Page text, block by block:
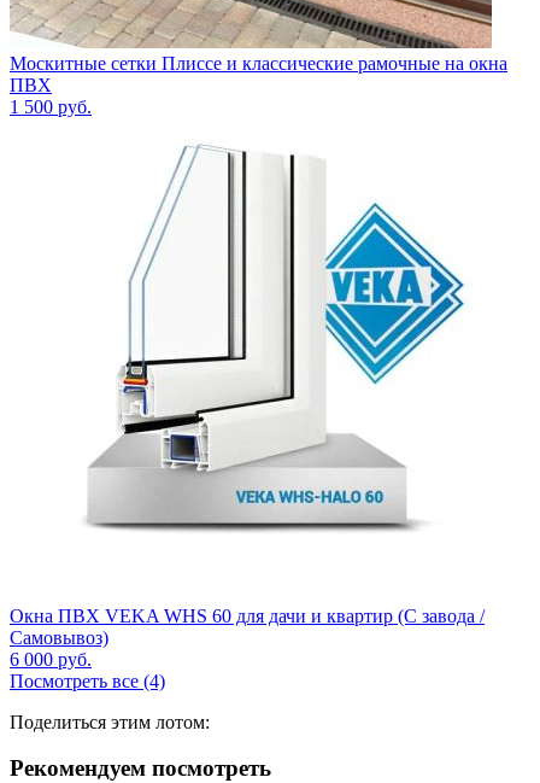
Москитные сетки Плиссе и классические рамочные на окна
ПВХ
1 500 руб.
Окна ПВХ VEKA WHS 60 для дачи и квартир (С завода /
Самовывоз)
6 000 руб.
Посмотреть все (4)
Поделиться этим лотом:
Рекомендуем посмотреть